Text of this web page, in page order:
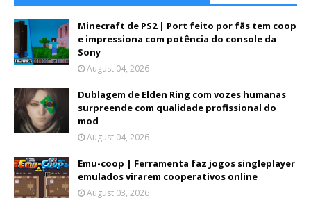
Minecraft de PS2 | Port feito por fãs tem coop
e impressiona com potência do console da
Sony
August 04, 2026
Dublagem de Elden Ring com vozes humanas
surpreende com qualidade profissional do
mod
August 04, 2026
Emu-coop | Ferramenta faz jogos singleplayer
emulados virarem cooperativos online
August 03, 2026